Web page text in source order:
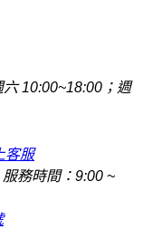
10:00~18:00；週
務時間：9:00 ~